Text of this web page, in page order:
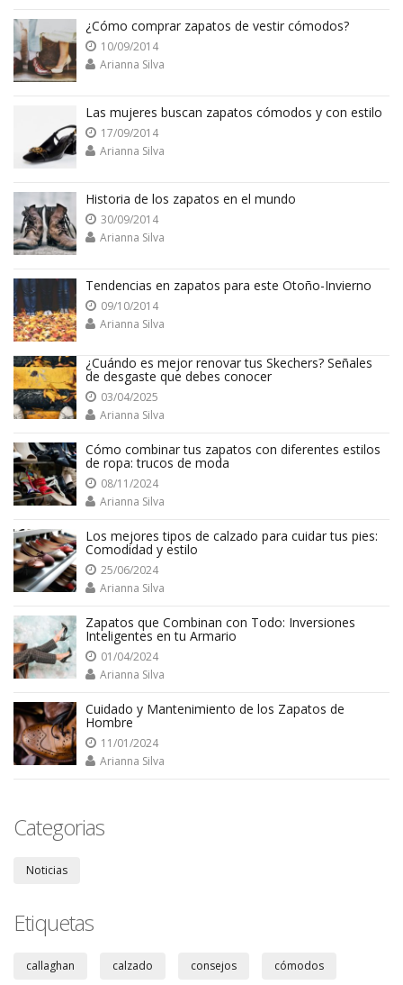
¿Cómo comprar zapatos de vestir cómodos?
10/09/2014
Arianna Silva
Las mujeres buscan zapatos cómodos y con estilo
17/09/2014
Arianna Silva
Historia de los zapatos en el mundo
30/09/2014
Arianna Silva
Tendencias en zapatos para este Otoño-Invierno
09/10/2014
Arianna Silva
¿Cuándo es mejor renovar tus Skechers? Señales
de desgaste que debes conocer
03/04/2025
Arianna Silva
Cómo combinar tus zapatos con diferentes estilos
de ropa: trucos de moda
08/11/2024
Arianna Silva
Los mejores tipos de calzado para cuidar tus pies:
Comodidad y estilo
25/06/2024
Arianna Silva
Zapatos que Combinan con Todo: Inversiones
Inteligentes en tu Armario
01/04/2024
Arianna Silva
Cuidado y Mantenimiento de los Zapatos de
Hombre
11/01/2024
Arianna Silva
Categorias
Noticias
Etiquetas
callaghan calzado consejos cómodos